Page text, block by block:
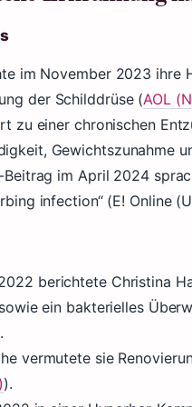
im November 2023 ihre
der Schilddrüse (AOL
zu einer chronischen
Gewichtszunahme
Beitrag im April 2024
infection“ (E! Online
berichtete Christina
ein bakterielles
vermutete sie
).